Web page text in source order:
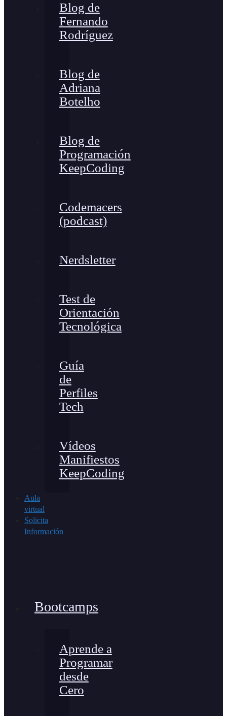
Blog de
Fernando
Rodríguez
Blog de
Adriana
Botelho
Blog de
Programación
KeepCoding
Codemacers
(podcast)
Nerdsletter
Test de
Orientación
Tecnológica
Guía
de
Perfiles
Tech
Vídeos
Manifiestos
KeepCoding
Aula
virtual
Solicita
Información
Bootcamps
Aprende a
Programar
desde
Cero